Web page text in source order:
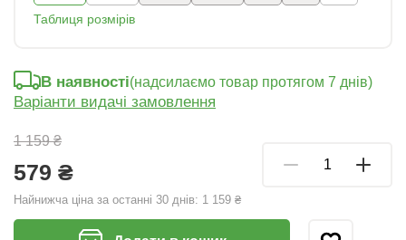
Таблиця розмірів
1 159 ₴
579 ₴
Найнижча ціна за останні 30 днів: 1 159 ₴
В наявності(надсилаємо товар протягом 7 днів)
Варіанти видачі замовлення